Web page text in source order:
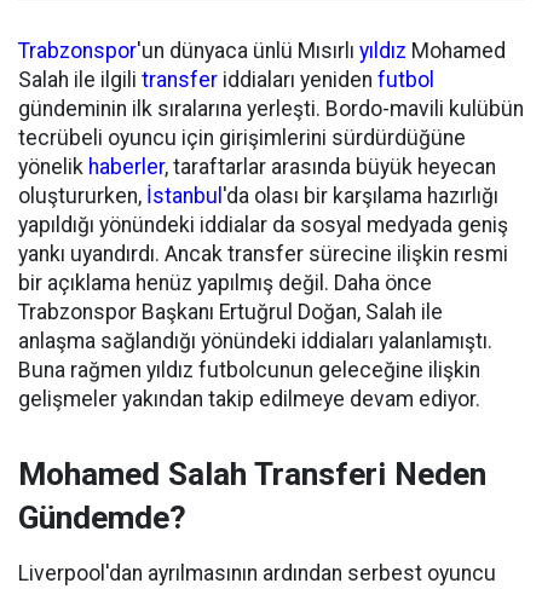
Trabzonspor'un dünyaca ünlü Mısırlı yıldız Mohamed
Salah ile ilgili transfer iddiaları yeniden futbol
gündeminin ilk sıralarına yerleşti. Bordo-mavili kulübün
tecrübeli oyuncu için girişimlerini sürdürdüğüne
yönelik haberler, taraftarlar arasında büyük heyecan
oluştururken, İstanbul 'da olası bir karşılama hazırlığı
yapıldığı yönündeki iddialar da sosyal medyada geniş
yankı uyandırdı. Ancak transfer sürecine ilişkin resmi
bir açıklama henüz yapılmış değil. Daha önce
Trabzonspor Başkanı Ertuğrul Doğan, Salah ile
anlaşma sağlandığı yönündeki iddiaları yalanlamıştı.
Buna rağmen yıldız futbolcunun geleceğine ilişkin
gelişmeler yakından takip edilmeye devam ediyor.
Mohamed Salah Transferi Neden
Gündemde?
Liverpool'dan ayrılmasının ardından serbest oyuncu